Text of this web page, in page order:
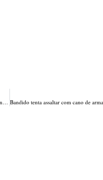
Adolescente é apreendido suspeito de envolvimento em morte de adolescente no Piauí